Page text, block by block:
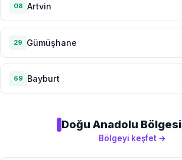
08 Artvin
29 Gümüşhane
69 Bayburt
Doğu Anadolu Bölgesi
Bölgeyi keşfet →